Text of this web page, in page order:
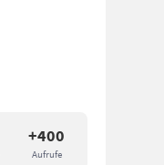
+400
Aufrufe